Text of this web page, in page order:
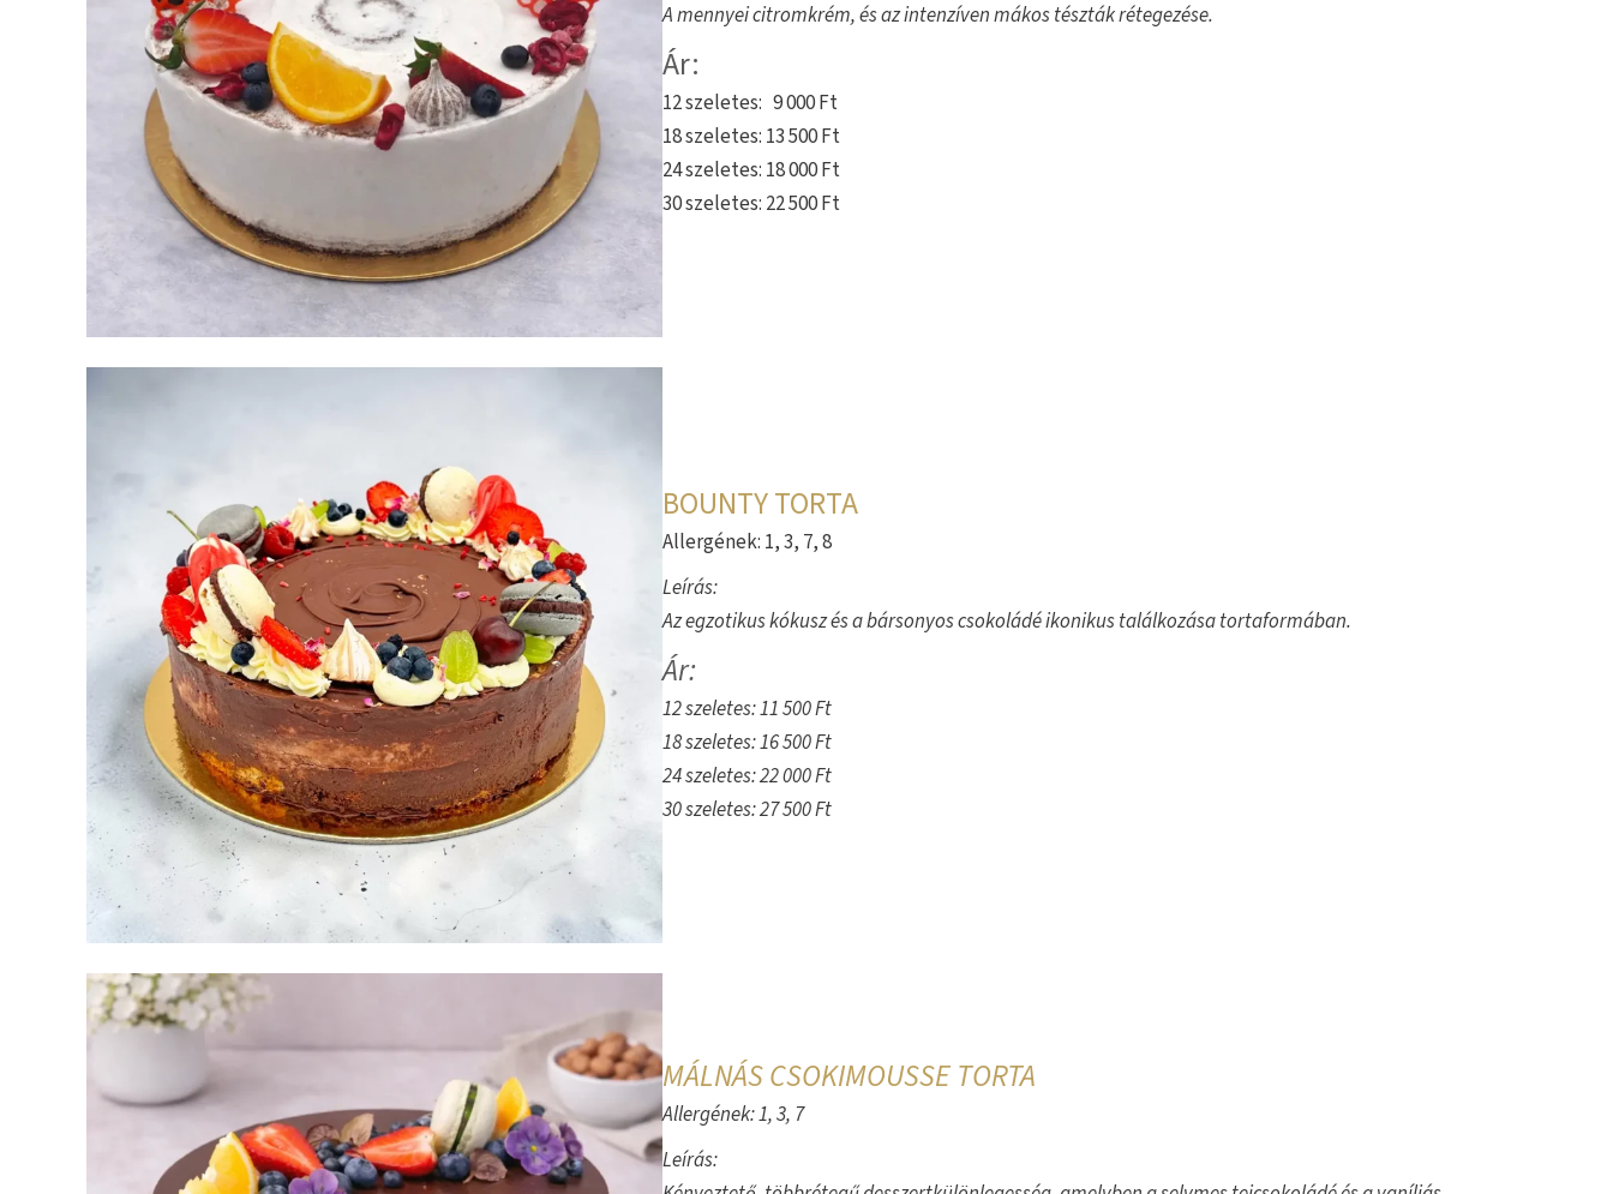
A mennyei citromkrém, és az intenzíven mákos tészták rétegezése.
Ár:
12 szeletes: 9 000 Ft
18 szeletes: 13 500 Ft
24 szeletes: 18 000 Ft
30 szeletes: 22 500 Ft
BOUNTY TORTA
Allergének: 1, 3, 7, 8
Leírás:
Az egzotikus kókusz és a bársonyos csokoládé ikonikus találkozása tortaformában.
Ár:
12 szeletes: 11 500 Ft
18 szeletes: 16 500 Ft
24 szeletes: 22 000 Ft
30 szeletes: 27 500 Ft
MÁLNÁS CSOKIMOUSSE TORTA
Allergének: 1, 3, 7
Leírás: